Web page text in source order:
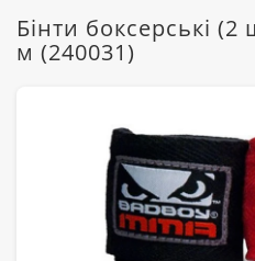
Бінти боксерські
м (240031)